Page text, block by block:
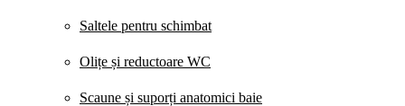
Saltele pentru schimbat
Olițe și reductoare WC
Scaune și suporți anatomici baie